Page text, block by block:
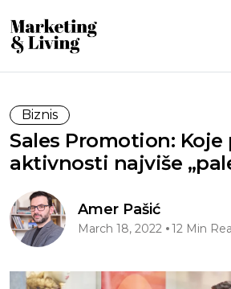
Biznis
Sales Promotion:
aktivnosti najviše
Amer Pašić
March 18, 2022 12 Min